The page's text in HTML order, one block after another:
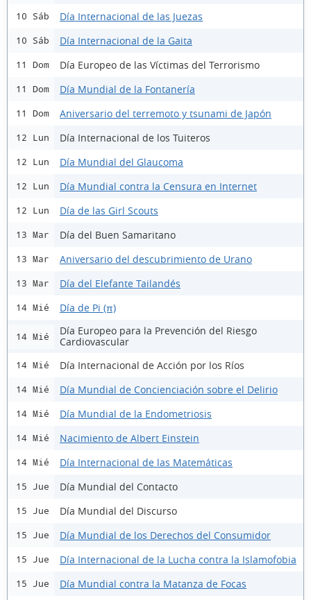
10 Sáb Día Internacional de las Juezas
10 Sáb Día Internacional de la Gaita
11 Dom Día Europeo de las Víctimas del Terrorismo
11 Dom Día Mundial de la Fontanería
11 Dom Aniversario del terremoto y tsunami de Japón
12 Lun Día Internacional de los Tuiteros
12 Lun Día Mundial del Glaucoma
12 Lun Día Mundial contra la Censura en Internet
12 Lun Día de las Girl Scouts
13 Mar Día del Buen Samaritano
13 Mar Aniversario del descubrimiento de Urano
13 Mar Día del Elefante Tailandés
14 Mié Día de Pi (π)
14 Mié
Día Europeo para la Prevención del Riesgo
Cardiovascular
14 Mié Día Internacional de Acción por los Ríos
14 Mié Día Mundial de Concienciación sobre el Delirio
14 Mié Día Mundial de la Endometriosis
14 Mié Nacimiento de Albert Einstein
14 Mié Día Internacional de las Matemáticas
15 Jue Día Mundial del Contacto
15 Jue Día Mundial del Discurso
15 Jue Día Mundial de los Derechos del Consumidor
15 Jue Día Internacional de la Lucha contra la Islamofobia
15 Jue Día Mundial contra la Matanza de Focas